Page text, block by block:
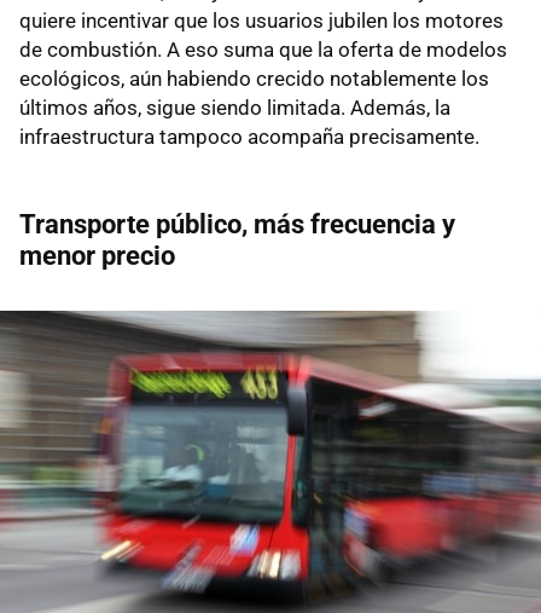
quiere incentivar que los usuarios jubilen los motores
de combustión. A eso suma que la oferta de modelos
ecológicos, aún habiendo crecido notablemente los
últimos años, sigue siendo limitada. Además, la
infraestructura tampoco acompaña precisamente.
Transporte público, más frecuencia y
menor precio